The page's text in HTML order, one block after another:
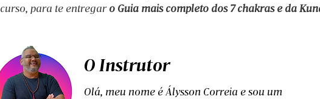
curso, para te entregar o Guia mais completo dos 7 chakras e da
O Instrutor
Olá, meu nome é Álysson Correia e sou um